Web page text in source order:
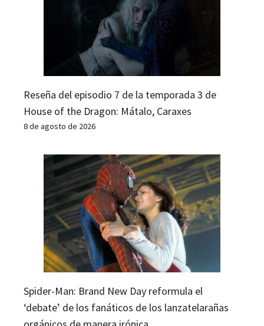
Reseña del episodio 7 de la temporada 3 de
House of the Dragon: Mátalo, Caraxes
8 de agosto de 2026
Spider-Man: Brand New Day reformula el
‘debate’ de los fanáticos de los lanzatelarañas